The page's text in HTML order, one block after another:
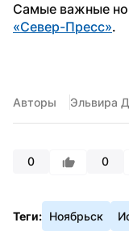
«Север-Пресс».
Авторы Эльвира
0 0
Теги: Ноябрьск